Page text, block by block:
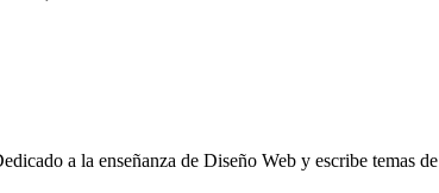
a la enseñanza de Diseño Web y escribe temas de